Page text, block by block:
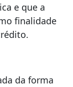
e que a
finalidade
da forma